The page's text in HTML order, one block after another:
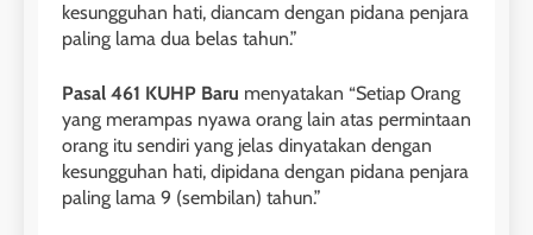
kesungguhan hati, diancam dengan pidana penjara
paling lama dua belas tahun.”
Pasal 461 KUHP Baru menyatakan “Setiap Orang
yang merampas nyawa orang lain atas permintaan
orang itu sendiri yang jelas dinyatakan dengan
kesungguhan hati, dipidana dengan pidana penjara
paling lama 9 (sembilan) tahun.”